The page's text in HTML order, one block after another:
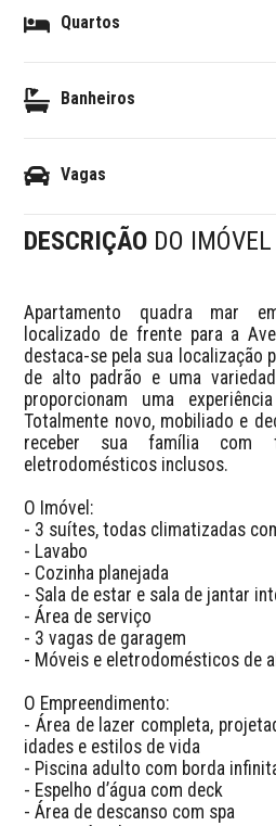
Quartos
Banheiros
Vagas
DESCRIÇÃO DO IMÓVEL
Apartamento quadra mar
localizado de frente para a
destaca-se pela sua localização
de alto padrão e uma
proporcionam uma
Totalmente novo, mobiliado e
receber sua família
eletrodomésticos inclusos.
O Imóvel:
- 3 suítes, todas climatizadas
- Lavabo
- Cozinha planejada
- Sala de estar e sala de jantar
- Área de serviço
- 3 vagas de garagem
- Móveis e eletrodomésticos de
O Empreendimento:
- Área de lazer completa,
idades e estilos de vida
- Piscina adulto com borda
- Espelho d’água com deck
- Área de descanso com spa